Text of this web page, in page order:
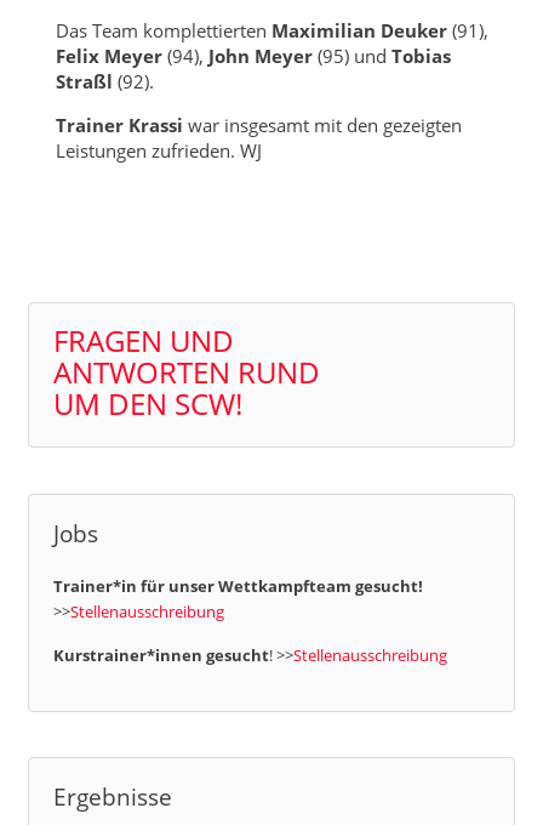
Das Team komplettierten Maximilian Deuker (91),
Felix Meyer(94), John Meyer(95) und Tobias
Straßl (92).
Trainer Krassi war insgesamt mit den gezeigten
Leistungen zufrieden. WJ
FRAGEN UND
ANTWORTEN RUND
UM DEN SCW!
Jobs
Trainer*in für unser Wettkampfteam gesucht!
>>Stellenausschreibung
Kurstrainer*innen gesucht! >>Stellenausschreibung
Ergebnisse